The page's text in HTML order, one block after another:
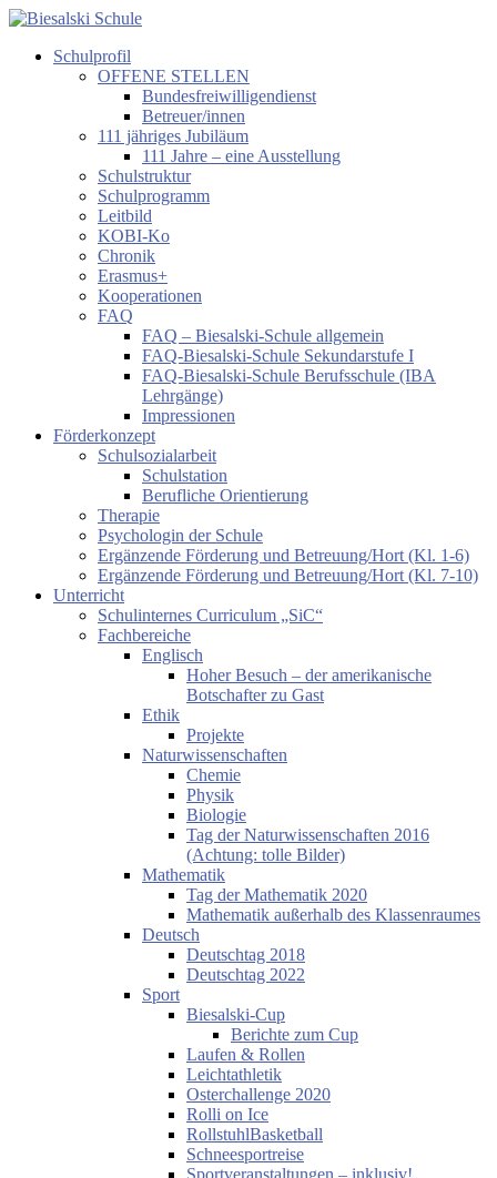
Zum
springen
Biesalski
Förderzentrum
körperliche
motorische
Entwicklung
Schulprofil
OFFENE STELLEN
Bundesfreiwilligendienst
Betreuer/innen
111 jähriges Jubiläum
111 Jahre – eine Ausstellung
Schulstruktur
Schulprogramm
Leitbild
KOBI-Ko
Chronik
Erasmus+
Kooperationen
FAQ
FAQ – Biesalski-Schule allgemein
FAQ-Biesalski-Schule Sekundarstufe I
FAQ-Biesalski-Schule Berufsschule (IBA
Lehrgänge)
Impressionen
Förderkonzept
Schulsozialarbeit
Schulstation
Berufliche Orientierung
Therapie
Psychologin der Schule
Ergänzende Förderung und Betreuung/Hort (Kl. 1-6)
Ergänzende Förderung und Betreuung/Hort (Kl. 7-10)
Unterricht
Schulinternes Curriculum „SiC“
Fachbereiche
Englisch
Hoher Besuch – der amerikanische
Botschafter zu Gast
Ethik
Projekte
Naturwissenschaften
Chemie
Physik
Biologie
Tag der Naturwissenschaften 2016
(Achtung: tolle Bilder)
Mathematik
Tag der Mathematik 2020
Mathematik außerhalb des Klassenraumes
Deutsch
Deutschtag 2018
Deutschtag 2022
Sport
Biesalski-Cup
Berichte zum Cup
Laufen & Rollen
Leichtathletik
Osterchallenge 2020
Rolli on Ice
RollstuhlBasketball
Schneesportreise
Sportveranstaltungen – inklusiv!